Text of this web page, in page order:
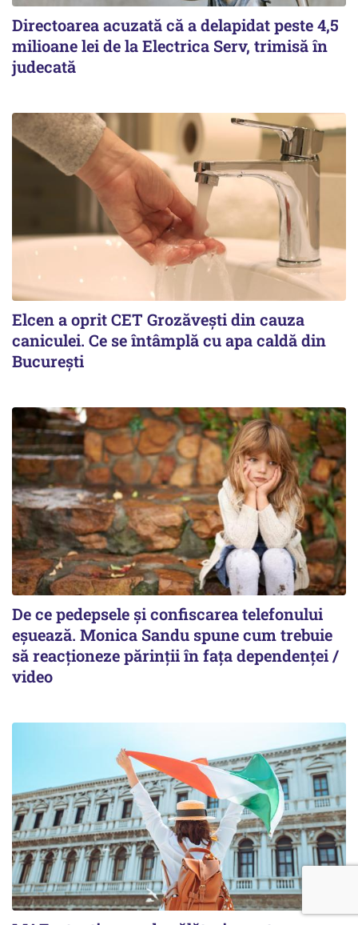
Directoarea acuzată că a delapidat peste 4,5
milioane lei de la Electrica Serv, trimisă în
judecată
Elcen a oprit CET Grozăvești din cauza
caniculei. Ce se întâmplă cu apa caldă din
București
De ce pedepsele și confiscarea telefonului
eșuează. Monica Sandu spune cum trebuie
să reacționeze părinții în fața dependenței /
video